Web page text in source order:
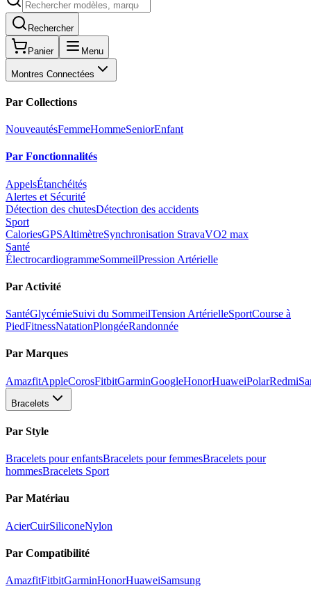
Rechercher
Panier Menu
Montres Connectées
Par Collections
NouveautésFemmeHommeSeniorEnfant
Par Fonctionnalités
AppelsÉtanchéités
Alertes et Sécurité
Détection des chutesDétection des accidents
Sport
CaloriesGPSAltimètreSynchronisation StravaVO2 max
Santé
ÉlectrocardiogrammeSommeilPression Artérielle
Par Activité
SantéGlycémieSuivi du SommeilTension ArtérielleSportCourse à
PiedFitnessNatationPlongéeRandonnée
Par Marques
AmazfitAppleCorosFitbitGarminGoogleHonorHuaweiPolarRedmi
Bracelets
Par Style
Bracelets pour enfantsBracelets pour femmesBracelets pour
hommesBracelets Sport
Par Matériau
AcierCuirSiliconeNylon
Par Compatibilité
AmazfitFitbitGarminHonorHuaweiSamsung